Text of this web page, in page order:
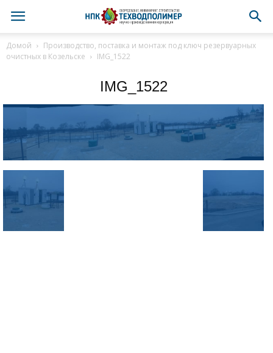
Домой
Производство, поставка и монтаж под ключ резервуарных
очистных в Козельске
IMG_1522
IMG_1522